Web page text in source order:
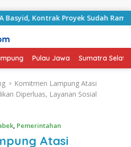
Proyek Sudah Rampung
Pulau Jawa Sumatra
Komitmen Lampung Atasi
Diperluas, Layanan Sosial
, Pemerintahan
Atasi